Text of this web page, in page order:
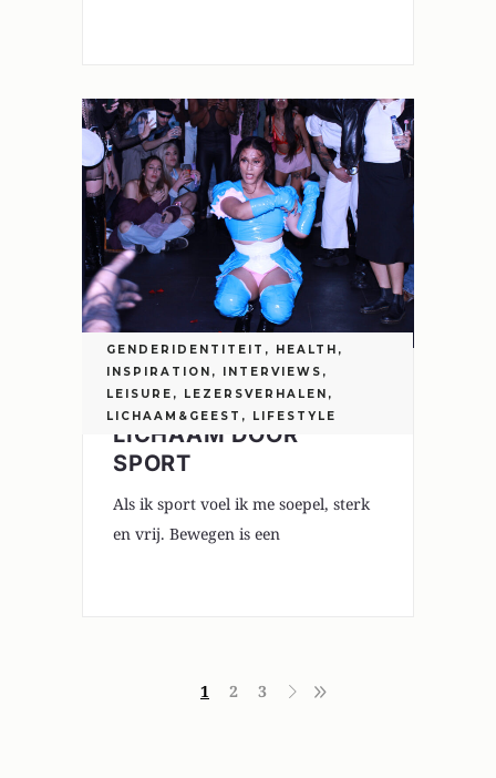
0
GENDERIDENTITEIT , HEALTH ,
INSPIRATION , INTERVIEWS ,
LEISURE , LEZERSVERHALEN ,
LICHAAM&GEEST , LIFESTYLE
TROTS OP JE
LICHAAM DOOR
SPORT
Als ik sport voel ik me soepel, sterk
en vrij. Bewegen is een
1 2 3